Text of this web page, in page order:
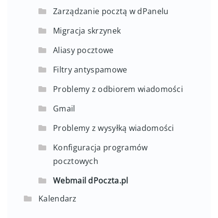
Zarządzanie pocztą w dPanelu
Migracja skrzynek
Aliasy pocztowe
Filtry antyspamowe
Problemy z odbiorem wiadomości
Gmail
Problemy z wysyłką wiadomości
Konfiguracja programów
pocztowych
Webmail dPoczta.pl
Kalendarz